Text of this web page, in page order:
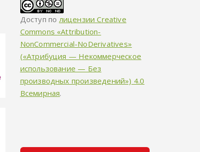
Доступ по лицензии Creative
Commons «Attribution-
NonCommercial-NoDerivatives»
(«Атрибуция — Некоммерческое
использование — Без
производных произведений») 4.0
Всемирная.